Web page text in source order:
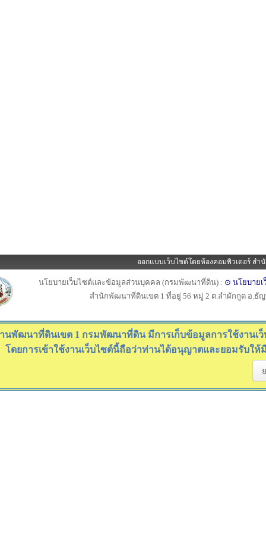
ออกแบบเว็บไซต์โดยห้องคอมพิวเตอร์ ส
นโยบายเว็บไซต์และข้อมูลส่วนบุคคล (กรมพัฒนาที่ดิน) : ⊙ นโยบายเ
สำนักพัฒนาที่ดินเขต 1 ที่อยู่ 56 หมู่ 2 ต.ลำผักกูด อ.ธั
นพัฒนาที่ดินเขต 1 กรมพัฒนาที่ดิน มีการเก็บข้อมูลการใช้งานเ
โดยการเข้าใช้งานเว็บไซต์นี้ถือว่าท่านได้อนุญาตและยอมรับ